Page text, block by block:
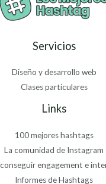
Servicios
Diseño y desarrollo web
Clases particulares
Links
100 mejores hashtags
La comunidad de Instagram
engagement e
Informes de Hashtags